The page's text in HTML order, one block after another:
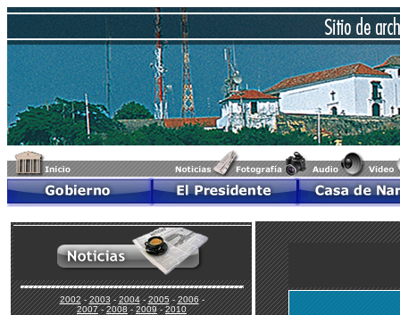
2002-2003-2004-2005-2006-
2007-2008-2009-2010